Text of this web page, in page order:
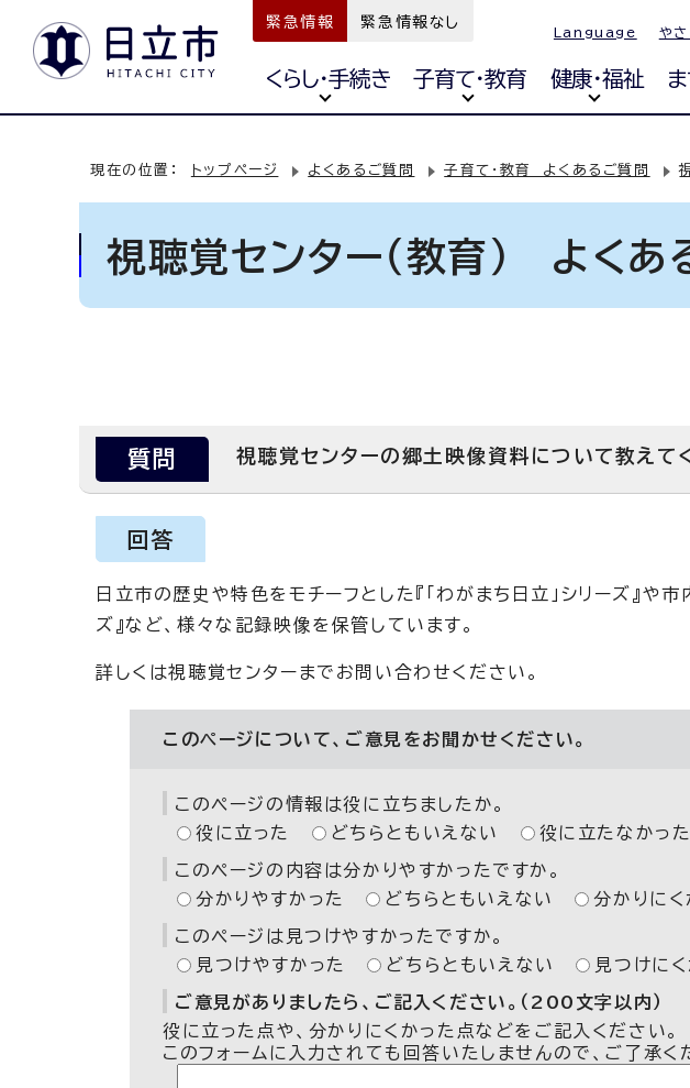
緊急情報 緊急情報なし
Language や
くらし・手続き 子育て・教育 健康・福祉
現在の位置： トップページ よくあるご質問 子育て・教育 よくあるご質問
視聴覚センター（教育） よくあ
質問 視聴覚センターの郷土映像資料について教えてく
回答
日立市の歴史や特色をモチーフとした『「わがまち日立」シリーズ』や
ズ』など、様々な記録映像を保管しています。
詳しくは視聴覚センターまでお問い合わせください。
このページについて、ご意見をお聞かせください。
このページの情報は役に立ちましたか。
役に立った
どちらともいえない 役に立たなかった
このページの内容は分かりやすかったですか。
分かりやすかった
どちらともいえない 分かりにく
このページは見つけやすかったですか。
見つけやすかった
どちらともいえない 見つけに
ご意見がありましたら、ご記入ください。（200文字以内）
役に立った点や、分かりにくかった点などをご記入ください。
このフォームに入力されても回答いたしませんので、ご了承く